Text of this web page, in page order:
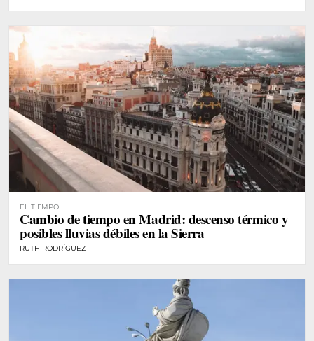
EL TIEMPO
Cambio de tiempo en Madrid: descenso térmico y
posibles lluvias débiles en la Sierra
RUTH RODRÍGUEZ